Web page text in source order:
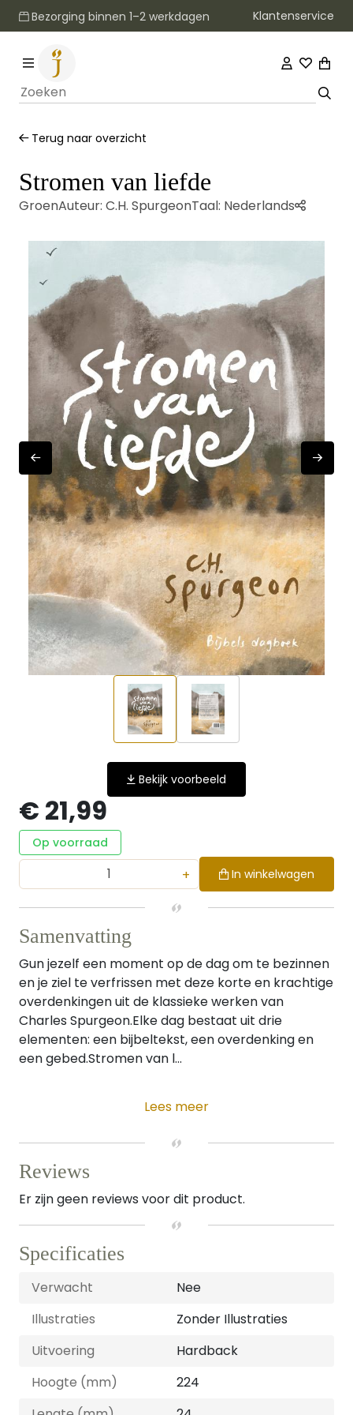
Bezorging binnen 1–2 werkdagen Klantenservice
Terug naar overzicht
Stromen van liefde
GroenAuteur: C.H. SpurgeonTaal: Nederlands
Bekijk voorbeeld
€ 21,99
Op voorraad
+ In winkelwagen
Samenvatting
Gun jezelf een moment op de dag om te bezinnen
en je ziel te verfrissen met deze korte en krachtige
overdenkingen uit de klassieke werken van
Charles Spurgeon.Elke dag bestaat uit drie
elementen: een bijbeltekst, een overdenking en
een gebed.Stromen van l...
Lees meer
Reviews
Er zijn geen reviews voor dit product.
Specificaties
Verwacht
Nee
Illustraties
Zonder Illustraties
Uitvoering
Hardback
Hoogte (mm)
224